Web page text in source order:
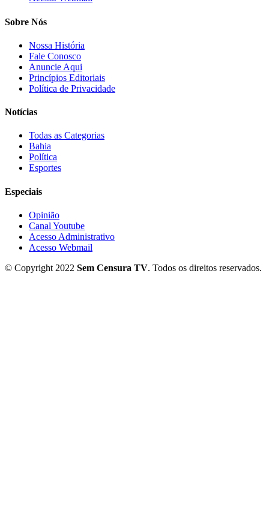
Sobre Nós
Nossa História
Fale Conosco
Anuncie Aqui
Princípios Editoriais
Política de Privacidade
Notícias
Todas as Categorias
Bahia
Política
Esportes
Especiais
Opinião
Canal Youtube
Acesso Administrativo
Acesso Webmail
© Copyright 2022 Sem Censura TV. Todos os direitos reservados.